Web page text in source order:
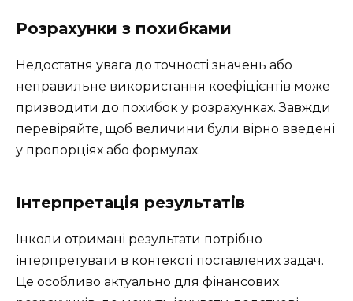
Розрахунки з похибками
Недостатня увага до точності значень або
неправильне використання коефіцієнтів може
призводити до похибок у розрахунках. Завжди
перевіряйте, щоб величини були вірно введені
у пропорціях або формулах.
Інтерпретація результатів
Інколи отримані результати потрібно
інтерпретувати в контексті поставлених задач.
Це особливо актуально для фінансових